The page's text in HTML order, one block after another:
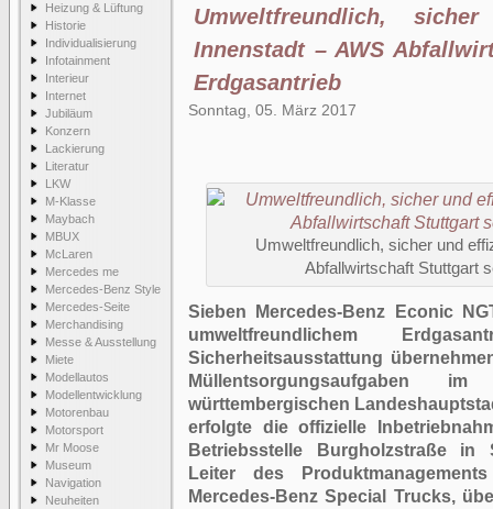
Heizung & Lüftung
Historie
Individualisierung
Infotainment
Interieur
Internet
Jubiläum
Konzern
Lackierung
Literatur
LKW
M-Klasse
Maybach
MBUX
McLaren
Mercedes me
Mercedes-Benz Style
Mercedes-Seite
Merchandising
Messe & Ausstellung
Miete
Modellautos
Modellentwicklung
Motorenbau
Motorsport
Mr Moose
Museum
Navigation
Neuheiten
Umweltfreundlich,
Innenstadt – AWS
Erdgasantrieb
Sonntag, 05. März 2017
Umweltfreundlich, sicher und
Abfallwirtschaft Stuttgart
Sieben Mercedes-Benz Econic
umweltfreundlichem
Sicherheitsausstattung
Müllentsorgungsaufgaben
württembergischen
erfolgte die offizielle
Betriebsstelle Burgholzstraße in
Leiter des
Mercedes-Benz Special Trucks,